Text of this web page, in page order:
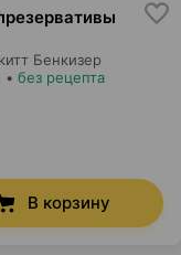
Бенкизер
• без рецепта
В корзину